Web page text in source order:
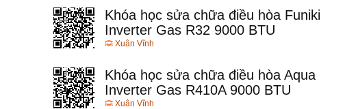
Khóa học sửa chữa điều hòa Funiki
Inverter Gas R32 9000 BTU
Xuân Vĩnh
Khóa học sửa chữa điều hòa Aqua
Inverter Gas R410A 9000 BTU
Xuân Vĩnh